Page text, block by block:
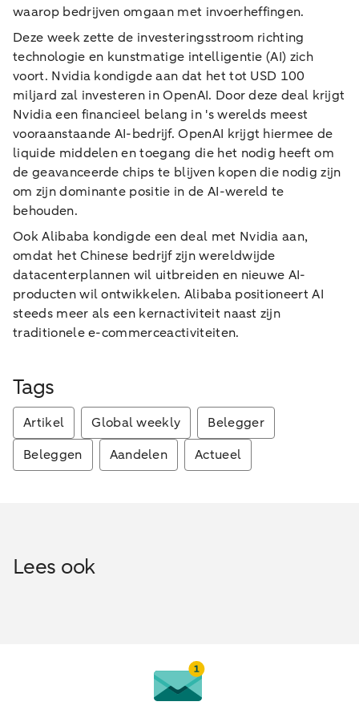
waarop bedrijven omgaan met invoerheffingen.
Deze week zette de investeringsstroom richting
technologie en kunstmatige intelligentie (AI) zich
voort. Nvidia kondigde aan dat het tot USD 100
miljard zal investeren in OpenAI. Door deze deal krijgt
Nvidia een financieel belang in 's werelds meest
vooraanstaande AI-bedrijf. OpenAI krijgt hiermee de
liquide middelen en toegang die het nodig heeft om
de geavanceerde chips te blijven kopen die nodig zijn
om zijn dominante positie in de AI-wereld te
behouden.
Ook Alibaba kondigde een deal met Nvidia aan,
omdat het Chinese bedrijf zijn wereldwijde
datacenterplannen wil uitbreiden en nieuwe AI-
producten wil ontwikkelen. Alibaba positioneert AI
steeds meer als een kernactiviteit naast zijn
traditionele e-commerceactiviteiten.
Tags
Artikel Global weekly
Belegger
Beleggen
Aandelen Actueel
Lees ook